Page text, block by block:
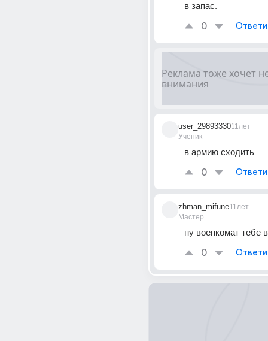
в запас.
0
user_29893330
Ученик
11лет
в армию сходить
0
zhman_mifune
Мастер
11лет
ну военкомат тебе
0